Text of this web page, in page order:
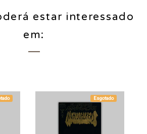
estar interessado
em:
Esgotado